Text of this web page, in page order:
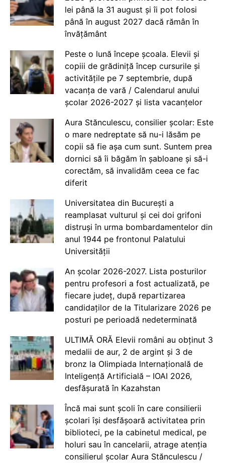
lei până la 31 august și îi pot folosi
până în august 2027 dacă rămân în
învățământ
Peste o lună începe școala. Elevii și
copiii de grădiniță încep cursurile și
activitățile pe 7 septembrie, după
vacanța de vară / Calendarul anului
școlar 2026-2027 și lista vacanțelor
Aura Stănculescu, consilier școlar: Este
o mare nedreptate să nu-i lăsăm pe
copii să fie așa cum sunt. Suntem prea
dornici să îi băgăm în șabloane și să-i
corectăm, să invalidăm ceea ce fac
diferit
Universitatea din București a
reamplasat vulturul și cei doi grifoni
distruși în urma bombardamentelor din
anul 1944 pe frontonul Palatului
Universității
An școlar 2026-2027. Lista posturilor
pentru profesori a fost actualizată, pe
fiecare județ, după repartizarea
candidaților de la Titularizare 2026 pe
posturi pe perioadă nedeterminată
ULTIMĂ ORĂ Elevii români au obținut 3
medalii de aur, 2 de argint și 3 de
bronz la Olimpiada Internațională de
Inteligență Artificială – IOAI 2026,
desfășurată în Kazahstan
Încă mai sunt școli în care consilierii
școlari își desfășoară activitatea prin
biblioteci, pe la cabinetul medical, pe
holuri sau în cancelarii, atrage atenția
consilierul școlar Aura Stănculescu /